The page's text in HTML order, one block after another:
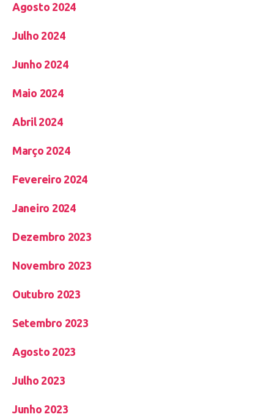
Agosto 2024
Julho 2024
Junho 2024
Maio 2024
Abril 2024
Março 2024
Fevereiro 2024
Janeiro 2024
Dezembro 2023
Novembro 2023
Outubro 2023
Setembro 2023
Agosto 2023
Julho 2023
Junho 2023